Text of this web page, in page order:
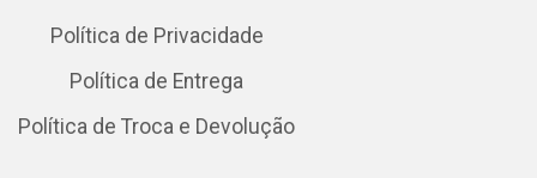
Política de Privacidade
Política de Entrega
Política de Troca e Devolução